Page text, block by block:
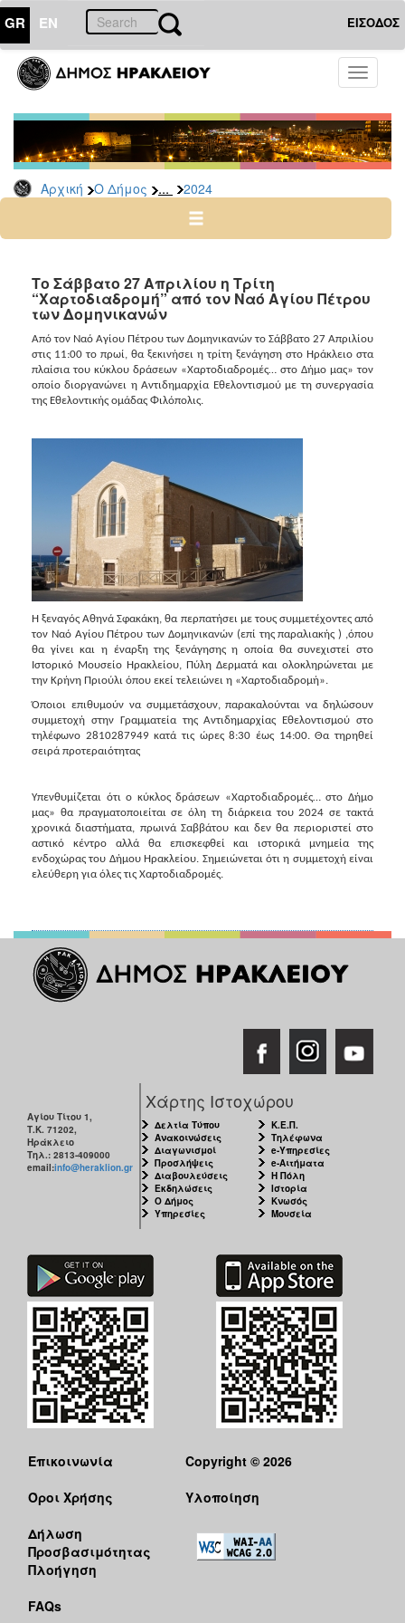
GR EN ΕΙΣΟΔΟΣ
Toggle
Αρχική Ο Δήμος ... 2024
ΔΗΜΟΣ
Δελτία
Τύπου
Αρχείο
2026
2024
2022
2021
2020
2019
2018
2017
2015
2013
2012
2011
2010
2006
ΤΟΠΟΣ
ΑΝΘΕΚΤΙΚΗ
ΠΟΛΗ
Το Σάββατο 27 Απριλίου η Τρίτη
“Χαρτοδιαδρομή” από τον Ναό Αγίου Πέτρου
των Δομηνικανών
Από τον Ναό Αγίου Πέτρου των Δομηνικανών το Σάββατο 27 Απριλίου
στις 11:00 το πρωί, θα ξεκινήσει η τρίτη ξενάγηση στο Ηράκλειο στα
πλαίσια του κύκλου δράσεων «Χαρτοδιαδρομές… στο Δήμο μας» τον
οποίο διοργανώνει η Αντιδημαρχία Εθελοντισμού με τη συνεργασία
της Εθελοντικής ομάδας Φιλόπολις.
Η ξεναγός Αθηνά Σφακάκη, θα περπατήσει με τους συμμετέχοντες από
τον Ναό Αγίου Πέτρου των Δομηνικανών (επί της παραλιακής ) ,όπου
θα γίνει και η έναρξη της ξενάγησης η οποία θα συνεχιστεί στο
Ιστορικό Μουσείο Ηρακλείου, Πύλη Δερματά και ολοκληρώνεται με
την Κρήνη Πριούλι όπου εκεί τελειώνει η «Χαρτοδιαδρομή».
Όποιοι επιθυμούν να συμμετάσχουν, παρακαλούνται να δηλώσουν
συμμετοχή στην Γραμματεία της Αντιδημαρχίας Εθελοντισμού στο
τηλέφωνο 2810287949 κατά τις ώρες 8:30 έως 14:00. Θα τηρηθεί
σειρά προτεραιότητας
Υπενθυμίζεται ότι ο κύκλος δράσεων «Χαρτοδιαδρομές… στο Δήμο
μας» θα πραγματοποιείται σε όλη τη διάρκεια του 2024 σε τακτά
χρονικά διαστήματα, πρωινά Σαββάτου και δεν θα περιοριστεί στο
αστικό κέντρο αλλά θα επισκεφθεί και ιστορικά μνημεία της
ενδοχώρας του Δήμου Ηρακλείου. Σημειώνεται ότι η συμμετοχή είναι
ελεύθερη για όλες τις Χαρτοδιαδρομές.
Αγίου Τίτου 1,
Τ.Κ. 71202,
Ηράκλειο
Τηλ.: 2813-409000
email:info@heraklion.gr
Χάρτης Ιστοχώρου
Δελτία Τύπου
Ανακοινώσεις
Διαγωνισμοί
Προσλήψεις
Διαβουλεύσεις
Εκδηλώσεις
Ο Δήμος
Υπηρεσίες
Κ.Ε.Π.
Τηλέφωνα
e-Υπηρεσίες
e-Αιτήματα
Η Πόλη
Ιστορία
Κνωσός
Μουσεία
Επικοινωνία
Όροι Χρήσης
Δήλωση
Προσβασιμότητας
Πλοήγηση
FAQs
Copyright © 2026
Υλοποίηση